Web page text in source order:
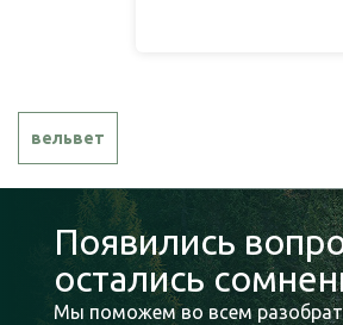
вельвет
Появились
остались
Мы поможем во всем